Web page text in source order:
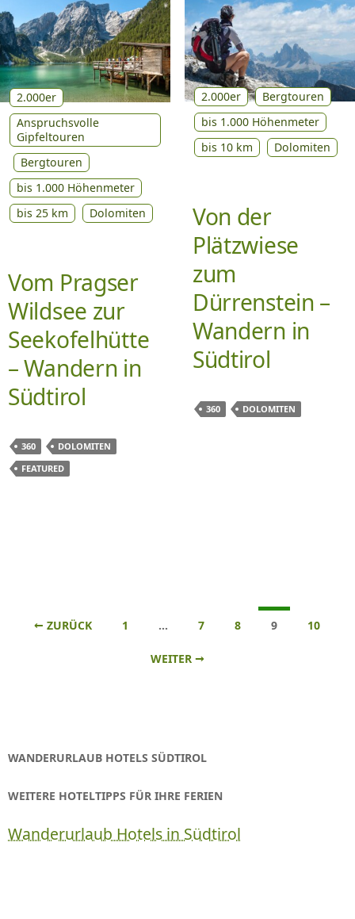
2.000er
Anspruchsvolle
Gipfeltouren
Bergtouren
bis 1.000 Höhenmeter
bis 25 km
Dolomiten
Vom Pragser
Wildsee zur
Seekofelhütte
– Wandern in
Südtirol
360
DOLOMITEN
FEATURED
2.000er
Bergtouren
bis 1.000 Höhenmeter
bis 10 km
Dolomiten
Von der
Plätzwiese
zum
Dürrenstein –
Wandern in
Südtirol
360 DOLOMITEN
Beitrags-
← ZURÜCK 1 … 7 8 9 10
WEITER →
WANDERURLAUB HOTELS SÜDTIROL
WEITERE HOTELTIPPS FÜR IHRE FERIEN
Wanderurlaub Hotels in Südtirol